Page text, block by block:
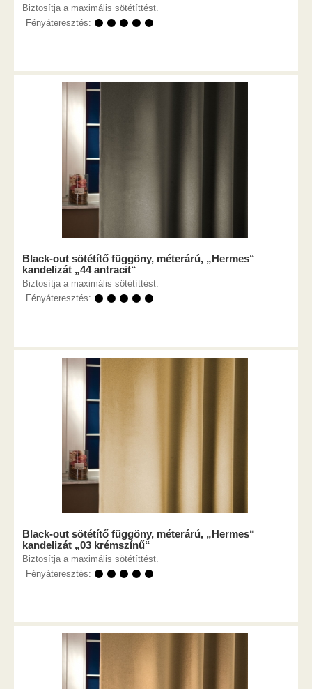
Biztosítja a maximális sötétíttést.
Fényáteresztés: ⚫ ⚫ ⚫ ⚫ ⚫
Black-out sötétítő függöny, méterárú, „Hermes“
kandelizát „44 antracit“
Biztosítja a maximális sötétíttést.
Fényáteresztés: ⚫ ⚫ ⚫ ⚫ ⚫
Black-out sötétítő függöny, méterárú, „Hermes“
kandelizát „03 krémszínű“
Biztosítja a maximális sötétíttést.
Fényáteresztés: ⚫ ⚫ ⚫ ⚫ ⚫